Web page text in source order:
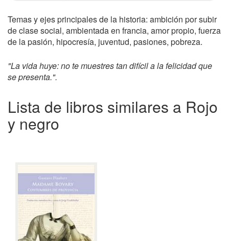
Temas y ejes principales de la historia: ambición por subir
de clase social, ambientada en francia, amor propio, fuerza
de la pasión, hipocresía, juventud, pasiones, pobreza.
"La vida huye: no te muestres tan difícil a la felicidad que
se presenta.".
Lista de libros similares a Rojo
y negro